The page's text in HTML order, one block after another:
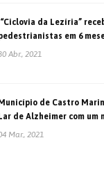
“Ciclovia da Lezíria”
em 6
Abr., 2021
de Castro
de Alzheimer com um
Mar., 2021